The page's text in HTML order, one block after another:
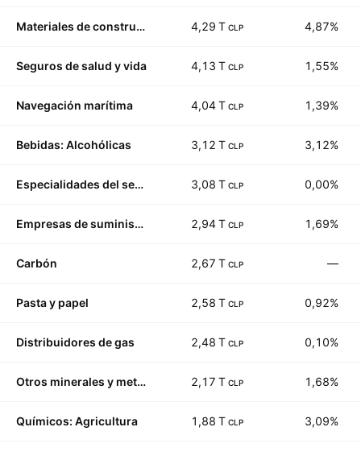
Materiales de construcción 4,29 T CLP 4,87%
Seguros de salud y vida 4,13 T CLP 1,55%
Navegación marítima 4,04 T CLP 1,39%
Bebidas: Alcohólicas 3,12 T CLP 3,12%
Especialidades del sector industrial 3,08 T CLP 0,00%
Empresas de suministro de agua 2,94 T CLP 1,69%
Carbón 2,67 T CLP —
Pasta y papel 2,58 T CLP 0,92%
Distribuidores de gas 2,48 T CLP 0,10%
Otros minerales y metales 2,17 T CLP 1,68%
Químicos: Agricultura 1,88 T CLP 3,09%